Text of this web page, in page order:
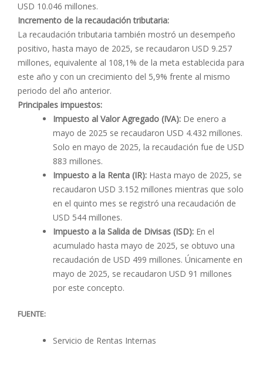
USD 10.046 millones.
Incremento de la recaudación tributaria:
La recaudación tributaria también mostró un desempeño
positivo, hasta mayo de 2025, se recaudaron USD 9.257
millones, equivalente al 108,1% de la meta establecida para
este año y con un crecimiento del 5,9% frente al mismo
periodo del año anterior.
Principales impuestos:
Impuesto al Valor Agregado (IVA): De enero a
mayo de 2025 se recaudaron USD 4.432 millones.
Solo en mayo de 2025, la recaudación fue de USD
883 millones.
Impuesto a la Renta (IR): Hasta mayo de 2025, se
recaudaron USD 3.152 millones mientras que solo
en el quinto mes se registró una recaudación de
USD 544 millones.
Impuesto a la Salida de Divisas (ISD): En el
acumulado hasta mayo de 2025, se obtuvo una
recaudación de USD 499 millones. Únicamente en
mayo de 2025, se recaudaron USD 91 millones
por este concepto.
FUENTE:
Servicio de Rentas Internas